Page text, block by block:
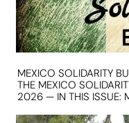
MEXICO SOLIDARITY
THE MEXICO
2026 — IN THIS ISSUE: